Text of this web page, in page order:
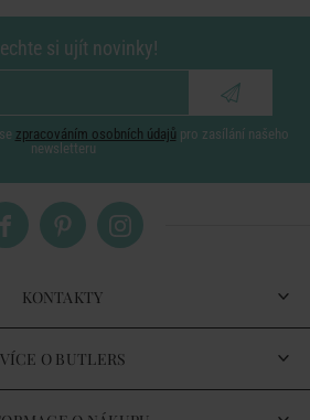
si ujít novinky!
zpracováním osobních údajů pro zasílání našeho
newsletteru
KONTAKTY
VÍCE O BUTLERS